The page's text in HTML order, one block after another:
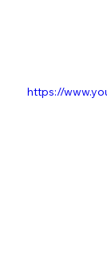
https://